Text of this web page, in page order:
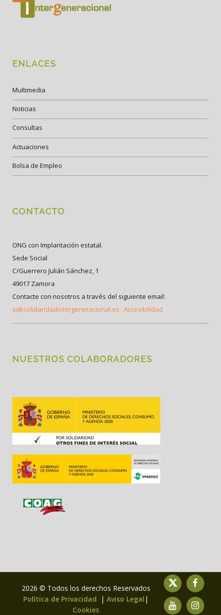
ENLACES
Multimedia
Noticias
Consultas
Actuaciones
Bolsa de Empleo
CONTACTO
ONG con Implantación estatal.
Sede Social
C/Guerrero Julián Sánchez, 1
49017 Zamora
Contacte con nosotros a través del siguiente email:
si@solidaridadintergeneracional.es Accesibilidad
NUESTROS COLABORADORES
2026 © Todos los derechos Reservados
Política de Privacidad
| Aviso Legal |
Cookies